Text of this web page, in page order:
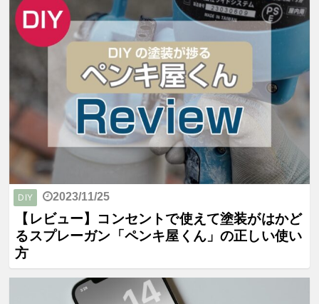
DIY 2023/11/25
【レビュー】コンセントで使えて塗装がはかど
るスプレーガン「ペンキ屋くん」の正しい使い
方